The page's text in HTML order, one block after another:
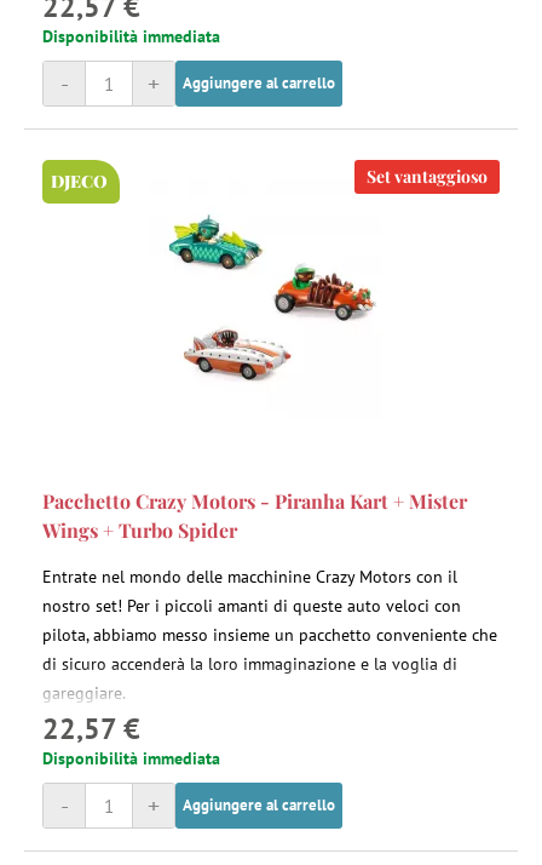
Disponibilità immediata
+
- Aggiungere al carrello
DJECO Set vantaggioso
Pacchetto Crazy Motors - Piranha Kart + Mister
Wings + Turbo Spider
Entrate nel mondo delle macchinine Crazy Motors con il
nostro set! Per i piccoli amanti di queste auto veloci con
pilota, abbiamo messo insieme un pacchetto conveniente che
di sicuro accenderà la loro immaginazione e la voglia di
gareggiare.
22,57 €
Disponibilità immediata
+
- Aggiungere al carrello